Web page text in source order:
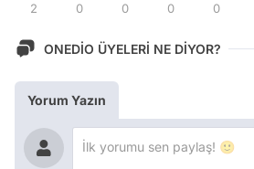
2 0 0 0 0
ONEDİO ÜYELERİ NE DİYOR?
Yorum Yazın